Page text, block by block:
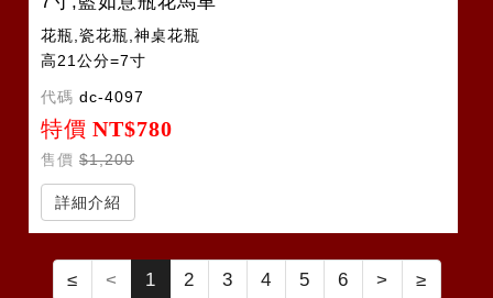
花瓶,瓷花瓶,神桌花瓶
高21公分=7寸
代碼 dc-4097
特價 NT$780
售價 $1,200
詳細介紹
≤ < 1 2 3 4 5 6 > ≥